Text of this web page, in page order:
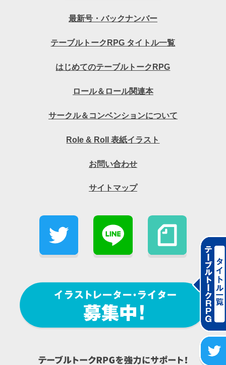
最新号・バックナンバー
テーブルトークRPG タイトル一覧
はじめてのテーブルトークRPG
ロール＆ロール関連本
サークル＆コンベンションについて
Role & Roll 表紙イラスト
お問い合わせ
サイトマップ